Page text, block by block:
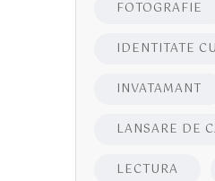
FOTOGRAFIE
IDENTITATE
INVATAMANT
LANSARE DE
LECTURA